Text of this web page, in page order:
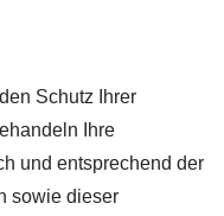
Schutz Ihrer
Ihre
und entsprechend der
sowie dieser